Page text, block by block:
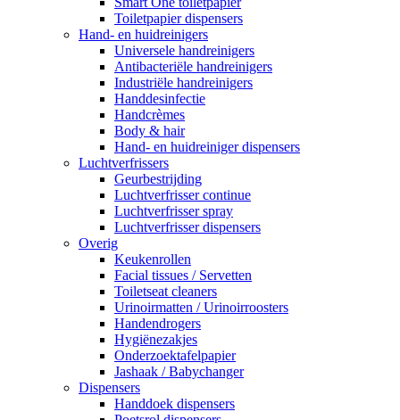
Toiletpapier dispensers
Hand- en huidreinigers
Universele handreinigers
Antibacteriële handreinigers
Industriële handreinigers
Handdesinfectie
Handcrèmes
Body & hair
Hand- en huidreiniger dispensers
Luchtverfrissers
Geurbestrijding
Luchtverfrisser continue
Luchtverfrisser spray
Luchtverfrisser dispensers
Overig
Keukenrollen
Facial tissues / Servetten
Toiletseat cleaners
Urinoirmatten / Urinoirroosters
Handendrogers
Hygiënezakjes
Onderzoektafelpapier
Jashaak / Babychanger
Dispensers
Handdoek dispensers